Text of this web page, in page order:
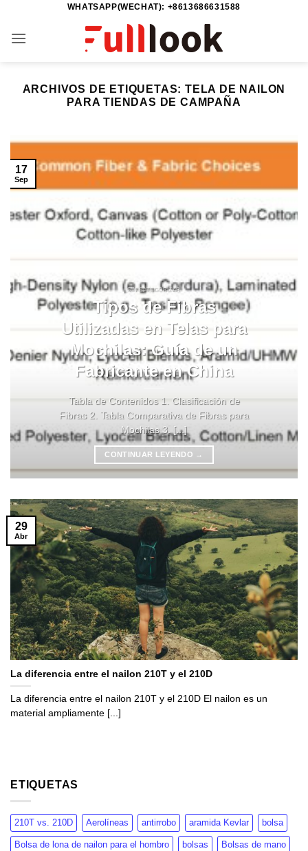
contenido
WHATSAPP(WECHAT): +8613686631588
ARCHIVOS DE ETIQUETAS:TELA DE NAILON
PARA TIENDAS DE CAMPAÑA
SIN CATEGORIZAR
Tipos de Fibras
Utilizadas en Telas para
Mochilas: Guía de un
Fabricante en China
Tabla de Contenidos 1. Clasificación de
Fibras 2. Tabla Comparativa de Fibras para
Mochilas 3. [...]
CONTINUAR LEYENDO →
17
Sep
La diferencia entre el nailon 210T y el 210D
La diferencia entre el nailon 210T y el 210D El nailon es un
material ampliamente [...]
29
Abr
ETIQUETAS
210T vs. 210D Aerolíneas antirrobo aramida Kevlar bolsa
Bolsa de lona de nailon para el hombro bolsas Bolsas de mano